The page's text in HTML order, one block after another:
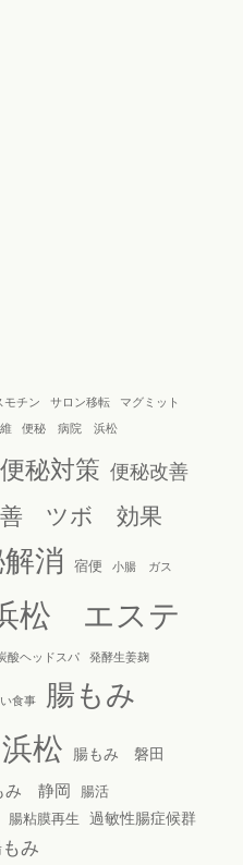
モチン サロン移転
マグミット
便秘 病院 浜松
便秘対策 便秘改善
善 ツボ 効果
消 宿便 小腸 ガス
松 エステ
酸ヘッドスパ 発酵生姜麹
食事 腸もみ
松 腸もみ 磐田
み 静岡
腸活
腸粘膜再生 過敏性腸症候群
み